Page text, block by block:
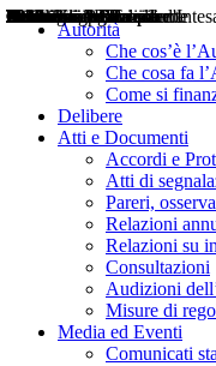
Autorità
Che cos’è
Che cosa fa
Come si
Delibere
Atti e Documenti
Accordi e
Atti di
Pareri,
Relazioni
Relazioni su
Consultazioni
Audizioni
Misure di
Media ed Eventi
Comunicati
Delibere
Pareri
Consultazioni
Audizioni
Atti di Segnalazione
Accordi e Protocolli
Relazioni annuali
Misure di regolazione
Notizie
Comunicati Stampa
Bollettini ART
Convegni ART
Interviste del Presidente
Articoli in primo piano
Interventi del Presidente
2004
2005
2010
2013
2014
2015
2016
2017
2018
2019
202
2020
2021
2022
2023
2024
2025
2026
Aereo
Marittimo
Terrestre